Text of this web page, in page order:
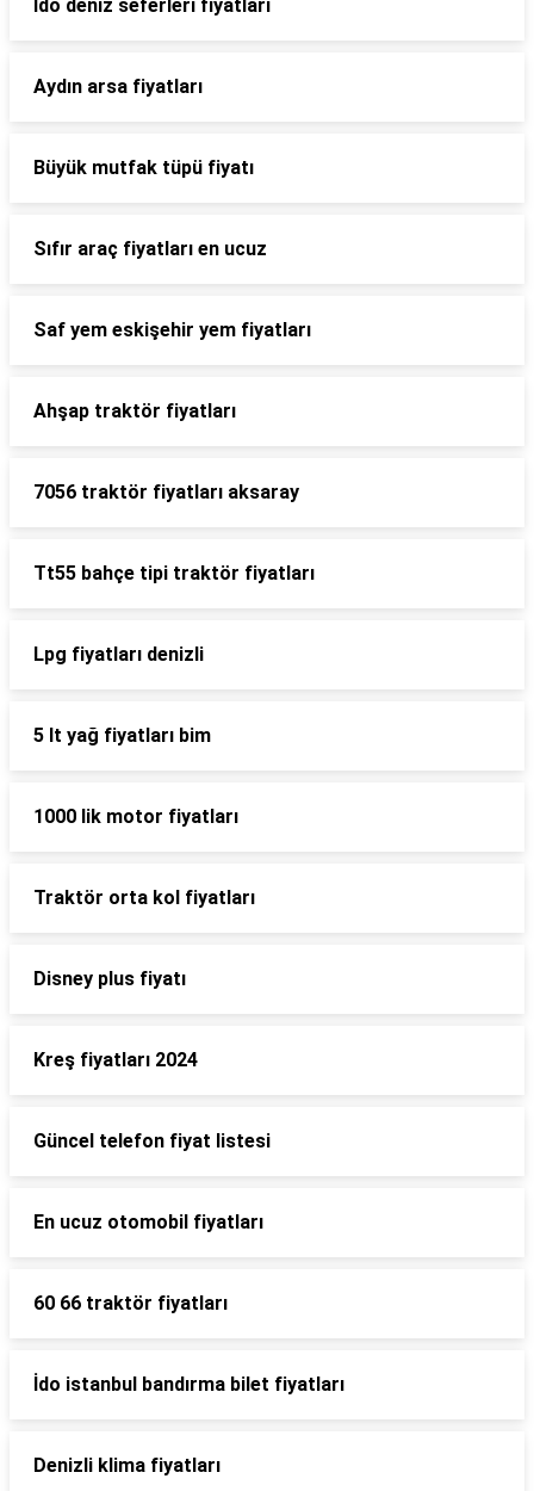
İdo deniz seferleri fiyatları
Aydın arsa fiyatları
Büyük mutfak tüpü fiyatı
Sıfır araç fiyatları en ucuz
Saf yem eskişehir yem fiyatları
Ahşap traktör fiyatları
7056 traktör fiyatları aksaray
Tt55 bahçe tipi traktör fiyatları
Lpg fiyatları denizli
5 lt yağ fiyatları bim
1000 lik motor fiyatları
Traktör orta kol fiyatları
Disney plus fiyatı
Kreş fiyatları 2024
Güncel telefon fiyat listesi
En ucuz otomobil fiyatları
60 66 traktör fiyatları
İdo istanbul bandırma bilet fiyatları
Denizli klima fiyatları